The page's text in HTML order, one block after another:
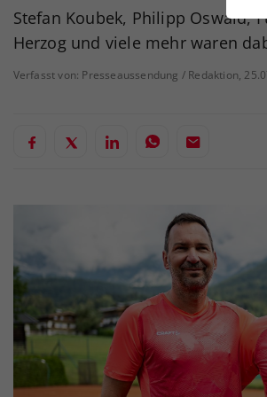
Stefan Koubek, Philipp Oswald,
Herzog und viele mehr waren
Verfasst von: Presseaussendung / Redaktion,